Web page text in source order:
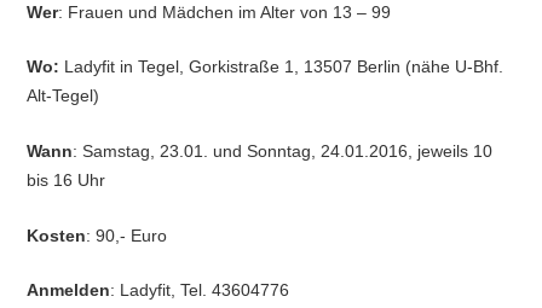
Wer: Frauen und Mädchen im Alter von 13 – 99
Wo: Ladyfit in Tegel, Gorkistraße 1, 13507 Berlin (nähe U-Bhf.
Alt-Tegel)
Wann: Samstag, 23.01. und Sonntag, 24.01.2016, jeweils 10
bis 16 Uhr
Kosten: 90,- Euro
Anmelden: Ladyfit, Tel. 43604776